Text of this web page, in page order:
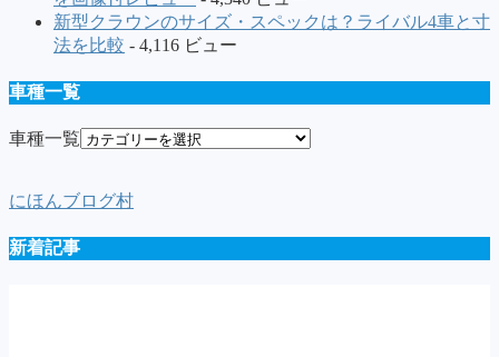
新型クラウンのサイズ・スペックは？ライバル4車と寸
法を比較 - 4,116 ビュー
車種一覧
車種一覧
にほんブログ村
新着記事